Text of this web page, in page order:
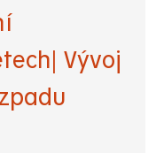
Vývoj